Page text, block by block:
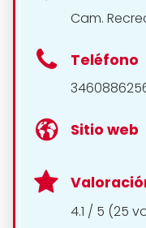
Cam.
Teléfono
Sitio web
4.1 / 5 (25